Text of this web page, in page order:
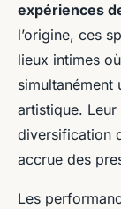
expériences
l’origine, ces
lieux intimes
simultanément
artistique. Leur
diversification
accrue des
Les